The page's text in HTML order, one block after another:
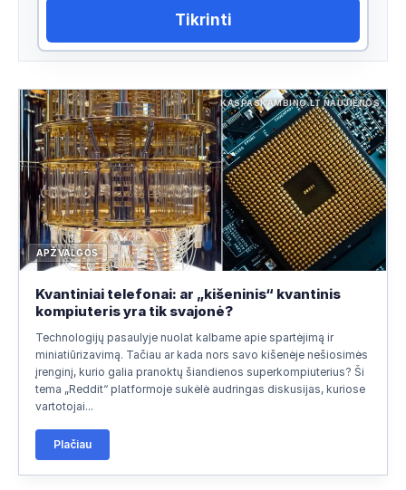
Tikrinti
KASPASKAMBINO.LT NAUJIENOS
APŽVALGOS
Kvantiniai telefonai: ar „kišeninis“ kvantinis
kompiuteris yra tik svajonė?
Technologijų pasaulyje nuolat kalbame apie spartėjimą ir
miniatiūrizavimą. Tačiau ar kada nors savo kišenėje nešiosimės
įrenginį, kurio galia pranoktų šiandienos superkompiuterius? Ši
tema „Reddit“ platformoje sukėlė audringas diskusijas, kuriose
vartotojai...
Plačiau